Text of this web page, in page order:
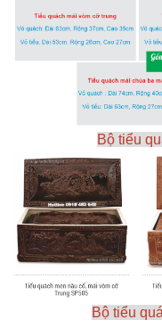
Bộ tiểu
Bộ tiểu